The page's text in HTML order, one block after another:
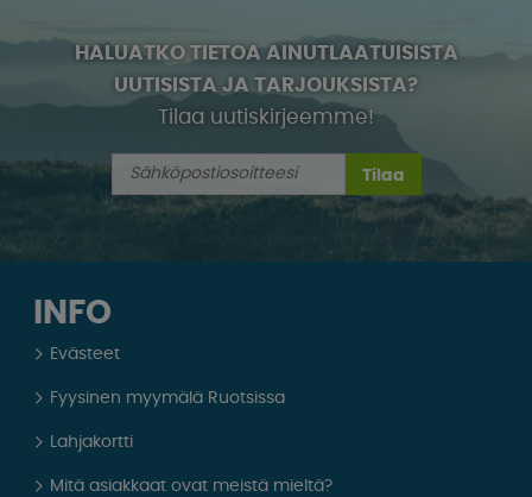
HALUATKO TIETOA AINUTLAATUISISTA
UUTISISTA JA TARJOUKSISTA?
Tilaa uutiskirjeemme!
Tilaa
INFO
Evästeet
Fyysinen myymälä Ruotsissa
Lahjakortti
Mitä asiakkaat ovat meistä mieltä?